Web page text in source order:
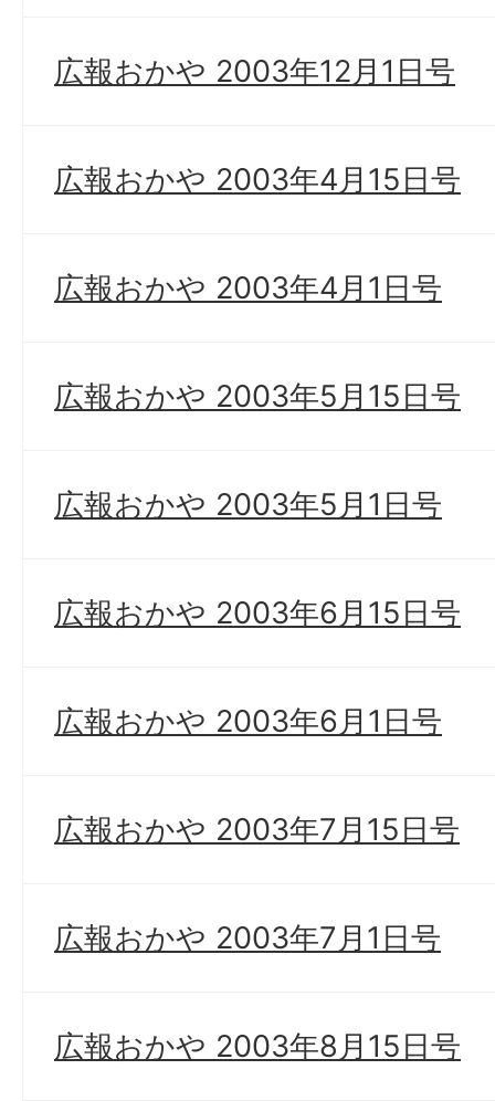
広報おかや 2003年12月1日号
広報おかや 2003年4月15日号
広報おかや 2003年4月1日号
広報おかや 2003年5月15日号
広報おかや 2003年5月1日号
広報おかや 2003年6月15日号
広報おかや 2003年6月1日号
広報おかや 2003年7月15日号
広報おかや 2003年7月1日号
広報おかや 2003年8月15日号